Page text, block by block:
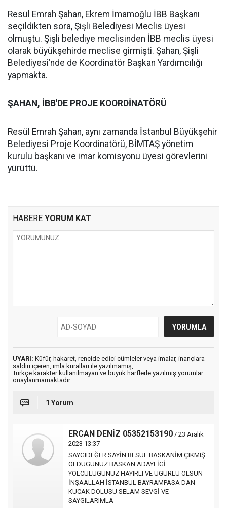
Resül Emrah Şahan, Ekrem İmamoğlu İBB Başkanı
seçildikten sora, Şişli Belediyesi Meclis üyesi
olmuştu. Şişli belediye meclisinden İBB meclis üyesi
olarak büyükşehirde meclise girmişti. Şahan, Şişli
Belediyesi’nde de Koordinatör Başkan Yardımcılığı
yapmakta.
ŞAHAN, İBB'DE PROJE KOORDİNATÖRÜ
Resül Emrah Şahan, aynı zamanda İstanbul Büyükşehir
Belediyesi Proje Koordinatörü, BİMTAŞ yönetim
kurulu başkanı ve imar komisyonu üyesi görevlerini
yürüttü.
HABERE YORUM KAT
UYARI: Küfür, hakaret, rencide edici cümleler veya imalar, inançlara
saldırı içeren, imla kuralları ile yazılmamış,
Türkçe karakter kullanılmayan ve büyük harflerle yazılmış yorumlar
onaylanmamaktadır.
1 Yorum
ERCAN DENİZ 05352153190 / 23 Aralık
2023 13:37
SAYGIDEĞER SAYİN RESUL BASKANİM ÇIKMIŞ
OLDUGUNUZ BASKAN ADAYLİGİ
YOLCULUGUNUZ HAYIRLI VE UGURLU OLSUN
İNŞAALLAH İSTANBUL BAYRAMPASA DAN
KUCAK DOLUSU SELAM SEVGİ VE
SAYGILARIMLA